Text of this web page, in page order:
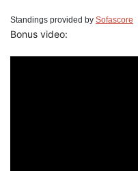
Standings provided by Sofascore
Bonus video: